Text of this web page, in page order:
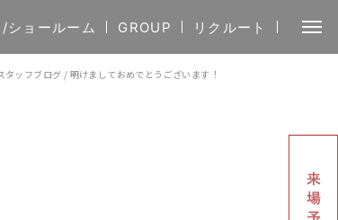
ショールーム GROUP リクルート
タッフブログ / 明けましておめでとうございます！